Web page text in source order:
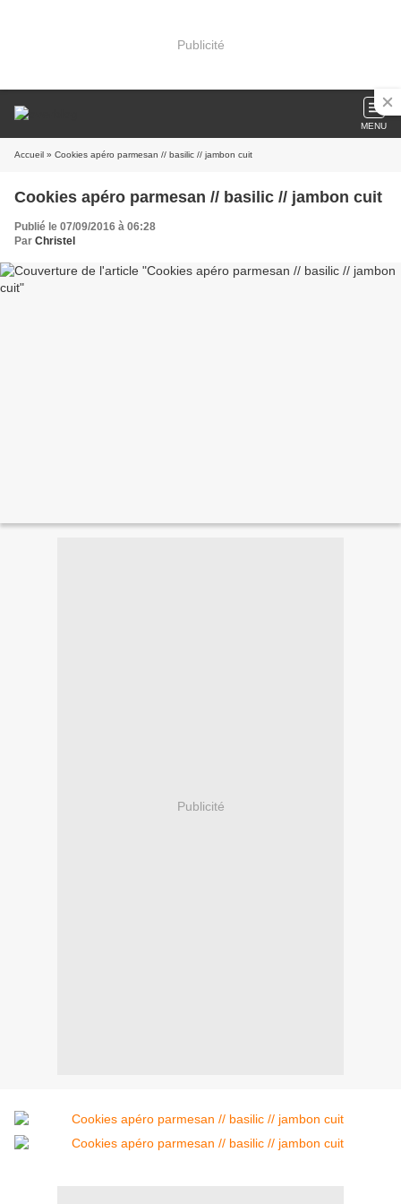
Publicité
MENU
Accueil » Cookies apéro parmesan // basilic // jambon cuit
Cookies apéro parmesan // basilic // jambon cuit
Publié le 07/09/2016 à 06:28
Par Christel
Publicité